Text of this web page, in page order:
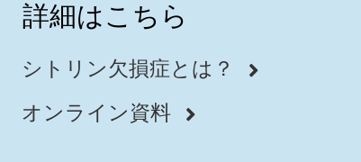
詳細はこちら
シトリン欠損症とは？
オンライン資料